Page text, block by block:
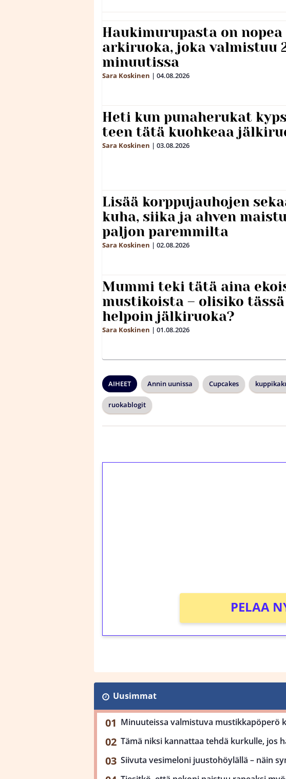
Haukimurupasta on nopea
arkiruoka, joka valmistuu
minuutissa
Sara Koskinen | 04.08.2026
Heti kun punaherukat
teen tätä kuohkeaa
Sara Koskinen | 03.08.2026
Lisää korppujauhojen
kuha, siika ja ahven
paljon paremmilta
Sara Koskinen | 02.08.2026
Mummi teki tätä aina
mustikoista – olisiko tässä
helpoin jälkiruoka?
Sara Koskinen | 01.08.2026
AIHEET Annin uunissa Cupcakes
ruokablogit
PELAA
Uusimmat
Minuuteissa valmistuva mustikkapöperö
Tämä niksi kannattaa tehdä kurkulle, jos
Siivuta vesimeloni juustohöylällä – näin